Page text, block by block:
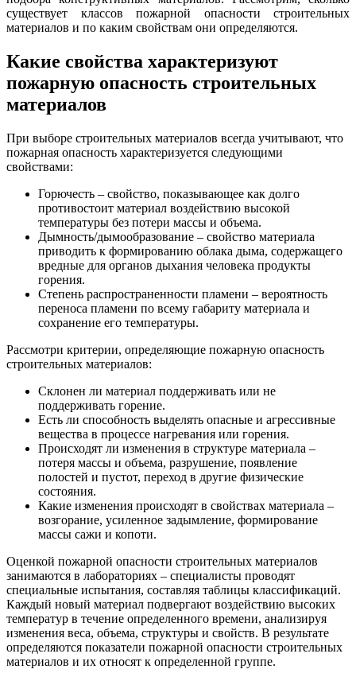
существует классов пожарной опасности строительных
материалов и по каким свойствам они определяются.
Какие свойства характеризуют
пожарную опасность строительных
материалов
При выборе строительных материалов всегда учитывают, что
пожарная опасность характеризуется следующими
свойствами:
Горючесть – свойство, показывающее как долго
противостоит материал воздействию высокой
температуры без потери массы и объема.
Дымность/дымообразование – свойство материала
приводить к формированию облака дыма, содержащего
вредные для органов дыхания человека продукты
горения.
Степень распространенности пламени – вероятность
переноса пламени по всему габариту материала и
сохранение его температуры.
Рассмотри критерии, определяющие пожарную опасность
строительных материалов:
Склонен ли материал поддерживать или не
поддерживать горение.
Есть ли способность выделять опасные и агрессивные
вещества в процессе нагревания или горения.
Происходят ли изменения в структуре материала –
потеря массы и объема, разрушение, появление
полостей и пустот, переход в другие физические
состояния.
Какие изменения происходят в свойствах материала –
возгорание, усиленное задымление, формирование
массы сажи и копоти.
Оценкой пожарной опасности строительных материалов
занимаются в лабораториях – специалисты проводят
специальные испытания, составляя таблицы классификаций.
Каждый новый материал подвергают воздействию высоких
температур в течение определенного времени, анализируя
изменения веса, объема, структуры и свойств. В результате
определяются показатели пожарной опасности строительных
материалов и их относят к определенной группе.